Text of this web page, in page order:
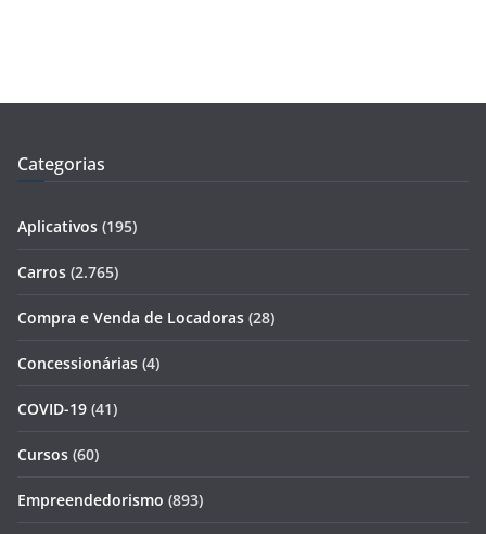
Categorias
Aplicativos (195)
Carros (2.765)
Compra e Venda de Locadoras (28)
Concessionárias (4)
COVID-19 (41)
Cursos (60)
Empreendedorismo (893)